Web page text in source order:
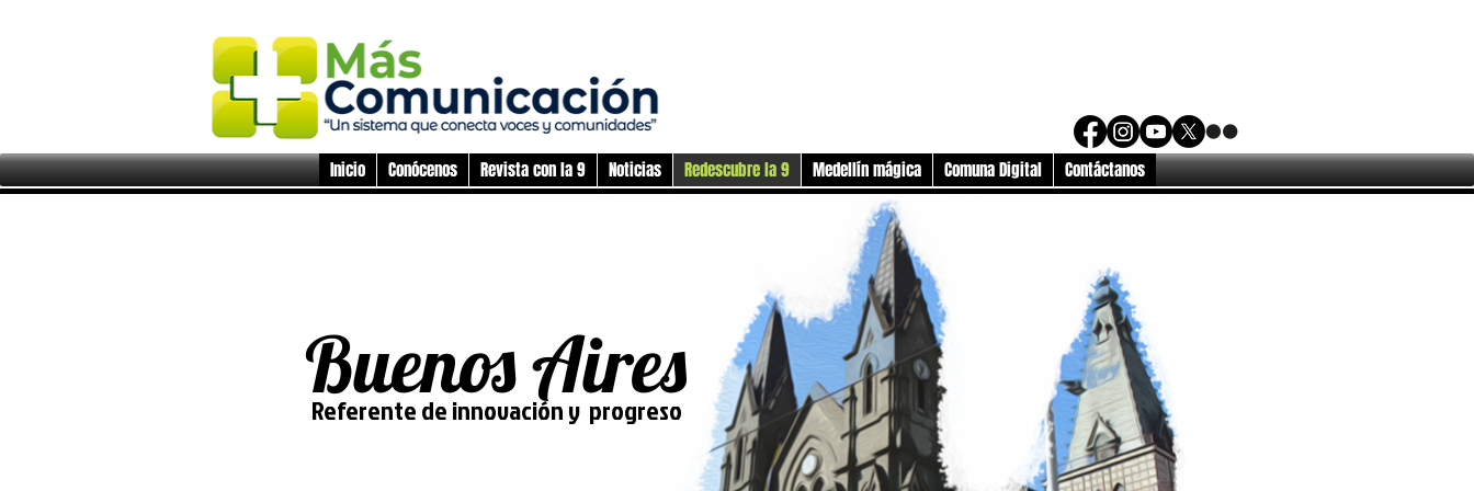
Inicio Conócenos Revista con la 9 Noticias Redescubre la 9 Medellín mágica Comuna Digital Contáctanos
Buenos Aires
Referente de innovación y progreso